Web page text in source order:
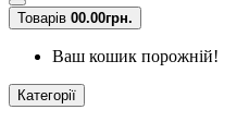
Товарів 00.00грн.
Ваш кошик порожній!
Категорії